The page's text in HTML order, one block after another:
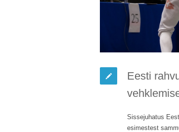
Eesti
Sissejuhatus
esimestest